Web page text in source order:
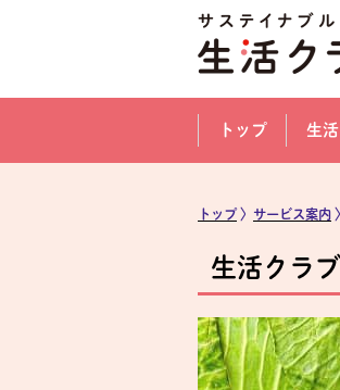
ここからサイト内共通メニューです。
サイト内共通メニューをスキップする
トップ 生
トップ〉 サービス案内 〉
生活クラ